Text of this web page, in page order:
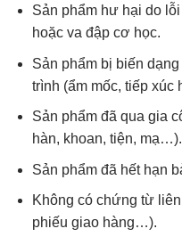
Sản phẩm hư hại do
hoặc va đập cơ học.
Sản phẩm bị biến
trình (ẩm mốc, tiếp xúc
Sản phẩm đã qua gia
hàn, khoan, tiện, mạ…).
Sản phẩm đã hết hạn
Không có chứng từ
phiếu giao hàng…).